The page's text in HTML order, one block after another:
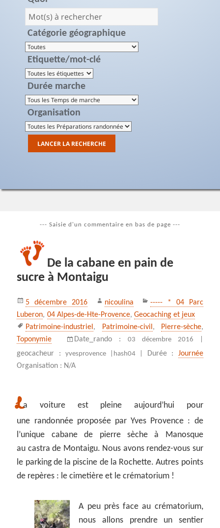
Catégorie géographique
Etiquette/mot-clé
Durée marche
Organisation
--- Saisie d'un commentaire en bas de page ---
De la cabane en pain de
sucre à Montaigu
Publié
le
5 décembre 2016 Auteur
nicoulina Catégories
----- * 04 Parc
Luberon, 04 Alpes-de-Hte-Provence,Geocaching et jeux
Mots-
clés
Patrimoine-industriel , Patrimoine‑civil , Pierre-sèche,
Toponymie
Date_rando :03 décembre 2016 |
geocacheur : yvesprovence | hash04 | Durée : Journée
Organisation : N/A
La voiture est pleine aujourd’hui pour
une randonnée proposée par Yves Provence : de
l’unique cabane de pierre sèche à Manosque
au castra de Montaigu. Nous avons rendez-vous sur
le parking de la piscine de la Rochette. Autres points
de repères : le cimetière et le crématorium !
A peu près face au crématorium,
nous allons prendre un sentier